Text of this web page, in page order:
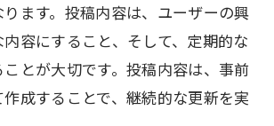
ます。投稿内容は、ユーザーの興
容にすること、そして、定期的な
とが大切です。投稿内容は、事前
成することで、継続的な更新を実